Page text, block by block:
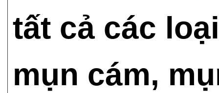
tất cả các
mụn cám,